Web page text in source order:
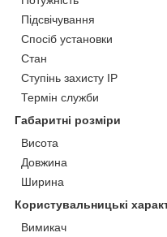
Підсвічування
Спосіб установки
Стан
Ступінь захисту IP
Термін служби
Габаритні розміри
Висота
Довжина
Ширина
Користувальницькі
Вимикач